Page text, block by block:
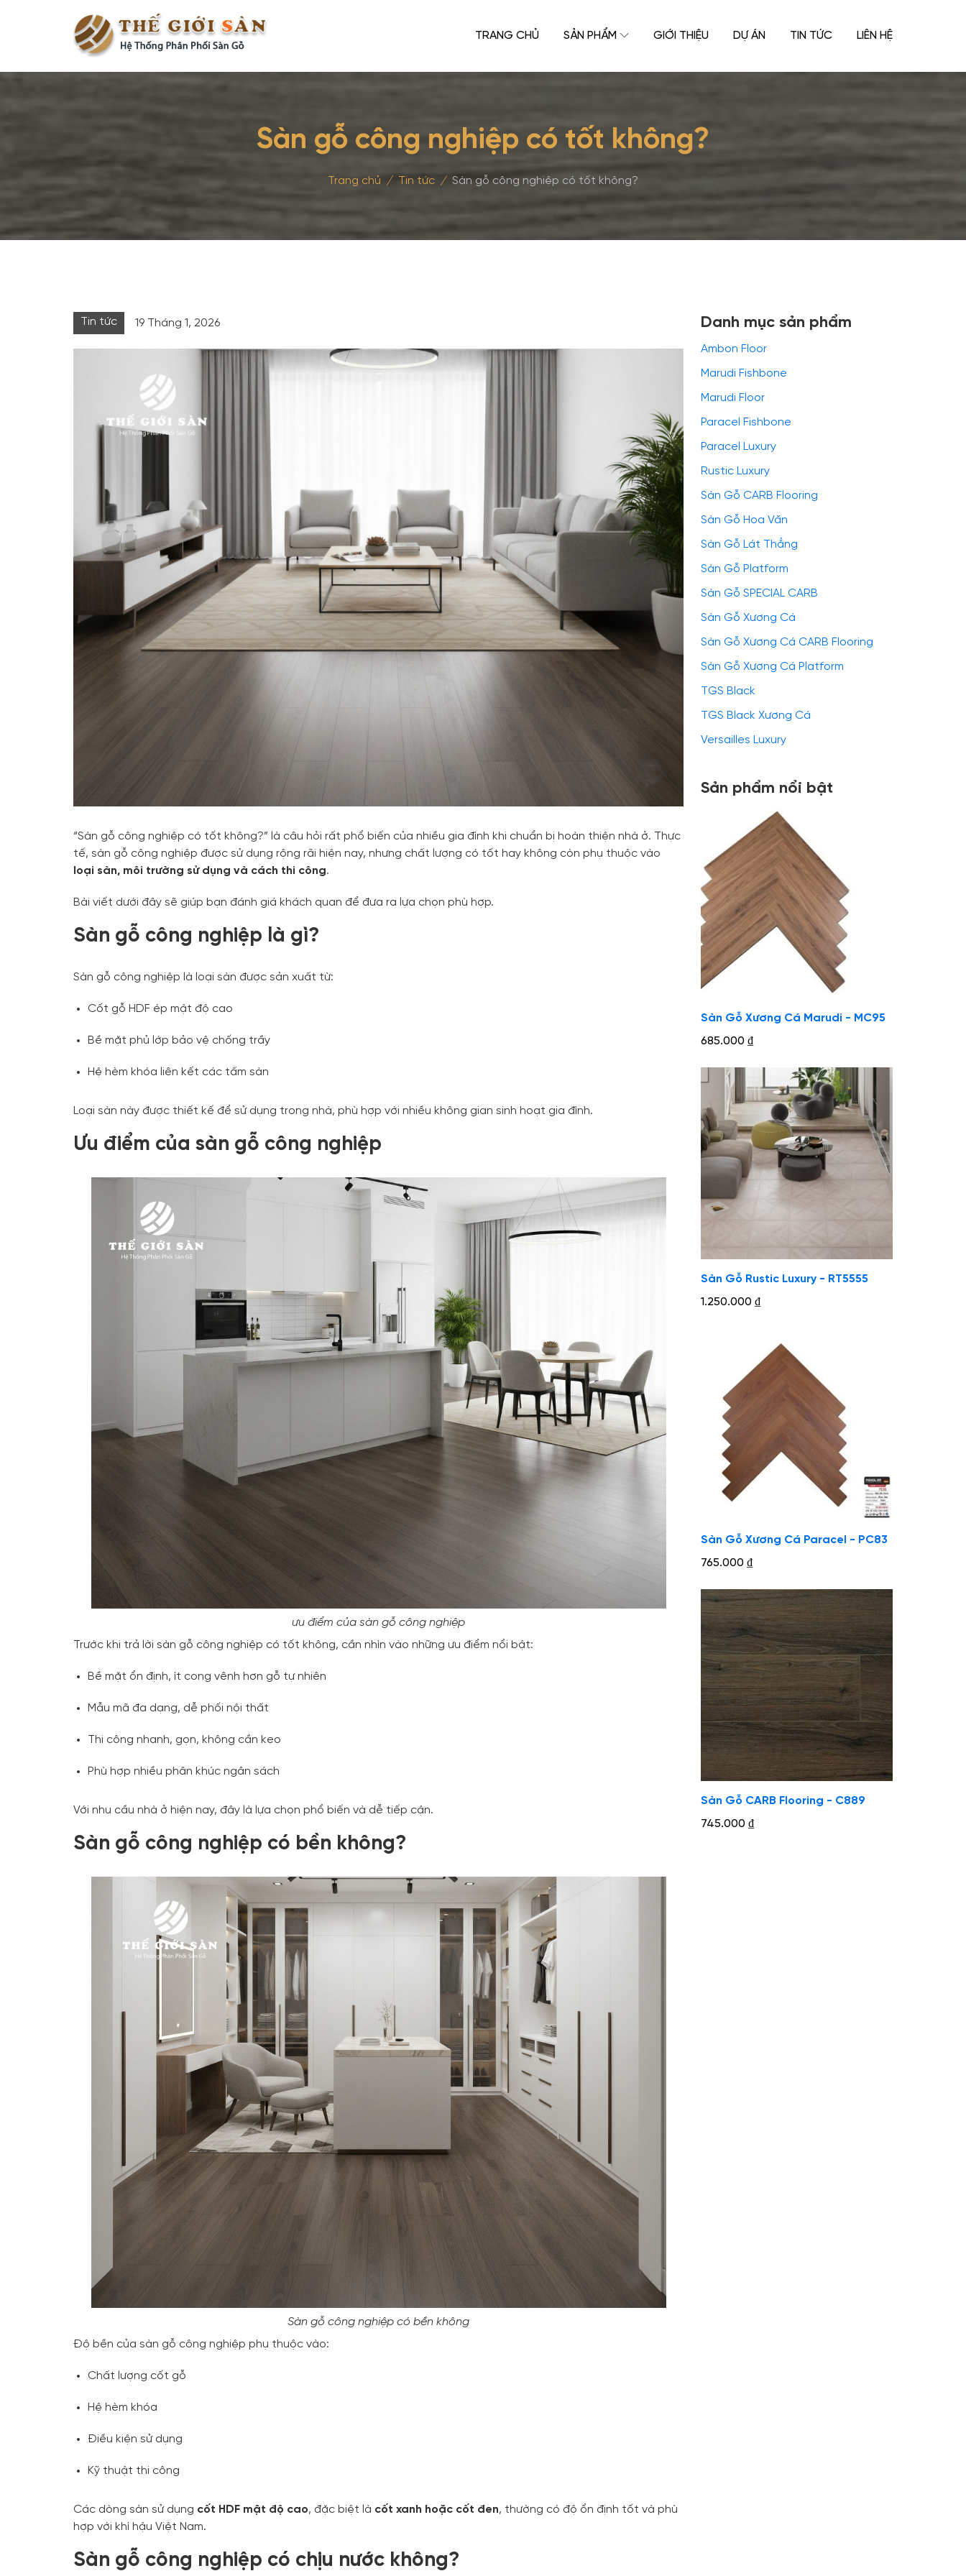
TRANG CHỦ SẢN PHẨM GIỚI THIỆU DỰ ÁN TIN TỨC LIÊN HỆ
Sàn gỗ công nghiệp có tốt không?
Trang chủ / Tin tức / Sàn gỗ công nghiệp có tốt không?
Tin tức 19 Tháng 1, 2026
“Sàn gỗ công nghiệp có tốt không?” là câu hỏi rất phổ biến của nhiều gia đình khi chuẩn bị hoàn thiện nhà ở. Thực
tế, sàn gỗ công nghiệp được sử dụng rộng rãi hiện nay, nhưng chất lượng có tốt hay không còn phụ thuộc vào
loại sàn, môi trường sử dụng và cách thi công.
Bài viết dưới đây sẽ giúp bạn đánh giá khách quan để đưa ra lựa chọn phù hợp.
Sàn gỗ công nghiệp là gì?
Sàn gỗ công nghiệp là loại sàn được sản xuất từ:
Cốt gỗ HDF ép mật độ cao
Bề mặt phủ lớp bảo vệ chống trầy
Hệ hèm khóa liên kết các tấm sàn
Loại sàn này được thiết kế để sử dụng trong nhà, phù hợp với nhiều không gian sinh hoạt gia đình.
Ưu điểm của sàn gỗ công nghiệp
ưu điểm của sàn gỗ công nghiệp
Trước khi trả lời sàn gỗ công nghiệp có tốt không, cần nhìn vào những ưu điểm nổi bật:
Bề mặt ổn định, ít cong vênh hơn gỗ tự nhiên
Mẫu mã đa dạng, dễ phối nội thất
Thi công nhanh, gọn, không cần keo
Phù hợp nhiều phân khúc ngân sách
Với nhu cầu nhà ở hiện nay, đây là lựa chọn phổ biến và dễ tiếp cận.
Sàn gỗ công nghiệp có bền không?
Sàn gỗ công nghiệp có bền không
Độ bền của sàn gỗ công nghiệp phụ thuộc vào:
Chất lượng cốt gỗ
Hệ hèm khóa
Điều kiện sử dụng
Kỹ thuật thi công
Các dòng sàn sử dụng cốt HDF mật độ cao, đặc biệt là cốt xanh hoặc cốt đen, thường có độ ổn định tốt và phù
hợp với khí hậu Việt Nam.
Sàn gỗ công nghiệp có chịu nước không?
Danh mục sản phẩm
Ambon Floor
Marudi Fishbone
Marudi Floor
Paracel Fishbone
Paracel Luxury
Rustic Luxury
Sàn Gỗ CARB Flooring
Sàn Gỗ Hoa Văn
Sàn Gỗ Lát Thẳng
Sàn Gỗ Platform
Sàn Gỗ SPECIAL CARB
Sàn Gỗ Xương Cá
Sàn Gỗ Xương Cá CARB Flooring
Sàn Gỗ Xương Cá Platform
TGS Black
TGS Black Xương Cá
Versailles Luxury
Sản phẩm nổi bật
Sàn Gỗ Xương Cá Marudi - MC95
685.000 ₫
Sàn Gỗ Rustic Luxury - RT5555
1.250.000 ₫
Sàn Gỗ Xương Cá Paracel - PC83
765.000 ₫
Sàn Gỗ CARB Flooring - C889
745.000 ₫